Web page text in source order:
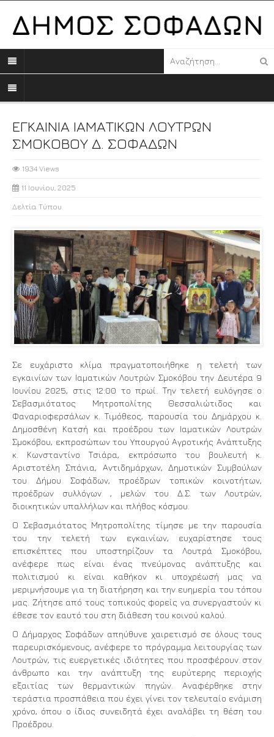
ΕΓΚΑΙΝΙΑ ΙΑΜΑΤΙΚΩΝ ΛΟΥΤΡΩΝ
ΣΜΟΚΟΒΟΥ Δ. ΣΟΦΑΔΩΝ
1934 Views
11 Ιουνίου, 2025
Δελτία Τύπου
Σε ευχάριστο κλίμα πραγματοποιήθηκε η τελετή των
εγκαινίων των Ιαματικών Λουτρών Σμοκόβου την Δευτέρα 9
Ιουνίου 2025, στις 12:00 το πρωί. Την τελετή ευλόγησε ο
Σεβασμιότατος Μητροπολίτης Θεσσαλιώτιδος και
Φαναριοφερσάλων κ. Τιμόθεος, παρουσία του Δημάρχου κ.
Δημοσθένη Κατσή και προέδρου των Ιαματικών Λουτρών
Σμοκόβου, εκπροσώπων του Υπουργού Αγροτικής Ανάπτυξης
κ. Κωνσταντίνο Τσιάρα, εκπρόσωπο του βουλευτή κ.
Αριστοτέλη Σπάνια, Αντιδημάρχων, Δημοτικών Συμβούλων
του Δήμου Σοφάδων, προέδρων τοπικών κοινοτήτων,
προέδρων συλλόγων , μελών του Δ.Σ. των Λουτρών,
διοικητικών υπαλλήλων και πλήθος κόσμου.
Ο Σεβασμιότατος Μητροπολίτης τίμησε με την παρουσία
του την τελετή των εγκαινίων, ευχαρίστησε τους
επισκέπτες που υποστηρίζουν τα Λουτρά Σμοκόβου,
ανέφερε πως είναι ένας πνεύμονας ανάπτυξης και
πολιτισμού κι είναι καθήκον κι υποχρέωσή μας να
μεριμνήσουμε για τη διατήρηση και την ευημερία του τόπου
μας. Ζήτησε από τους τοπικούς φορείς να συνεργαστούν κι
έθεσε τον εαυτό του στη διάθεση του κοινού καλού.
Ο Δήμαρχος Σοφάδων απηύθυνε χαιρετισμό σε όλους τους
παρευρισκόμενους, ανέφερε το πρόγραμμα λειτουργίας των
Λουτρών, τις ευεργετικές ιδιότητες που προσφέρουν στον
άνθρωπο και την ανάπτυξη της ευρύτερης περιοχής
εξαιτίας των θερμαντικών πηγών. Αναφέρθηκε στην
τεράστια προσπάθεια που έχει γίνει τον τελευταίο ενάμιση
χρόνο, όπου ο ίδιος συνειδητά έχει αναλάβει τη θέση του
Προέδρου.